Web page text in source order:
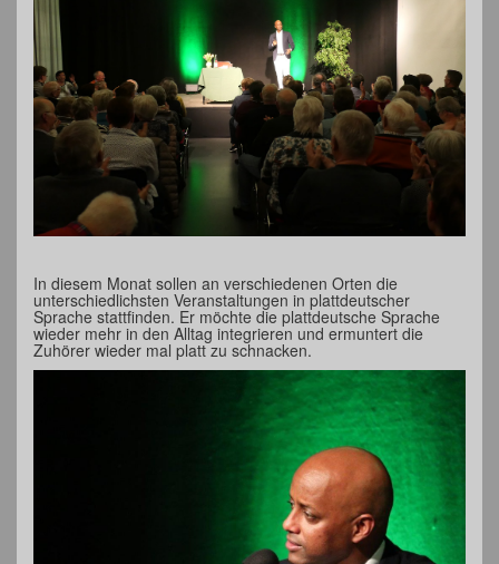
In diesem Monat sollen an verschiedenen Orten die
unterschiedlichsten Veranstaltungen in plattdeutscher
Sprache stattfinden. Er möchte die plattdeutsche Sprache
wieder mehr in den Alltag integrieren und ermuntert die
Zuhörer wieder mal platt zu schnacken.